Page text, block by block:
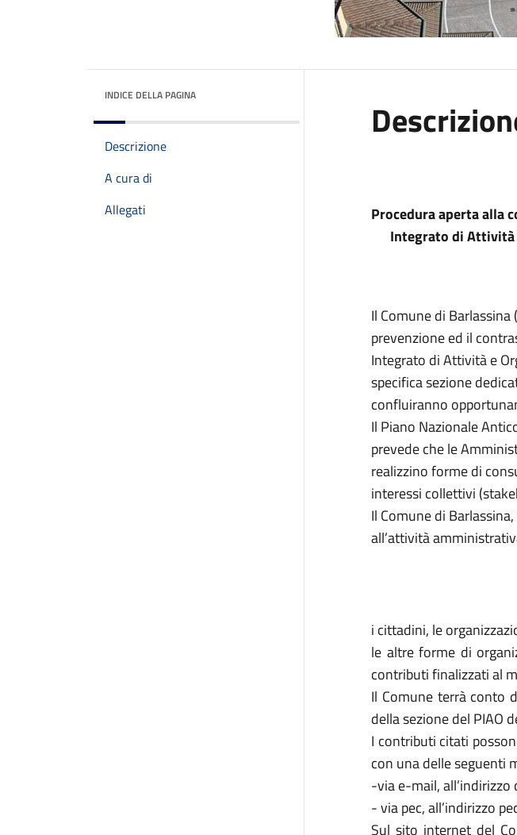
INDICE DELLA PAGINA
Descrizione
A cura di
Allegati
Procedura aperta alla
Integrato di Attività
Il Comune di
prevenzione ed il
Integrato di Attività e
specifica sezione
confluiranno
Il Piano Nazionale
prevede che le
realizzino forme di
interessi collettivi
Il Comune di
all’attività
i cittadini, le
le altre forme di
contributi finalizzati al
Il Comune terrà conto
della sezione del PIAO
I contributi citati
con una delle seguenti
-via e-mail,
- via pec, all’indirizzo
Sul sito internet del